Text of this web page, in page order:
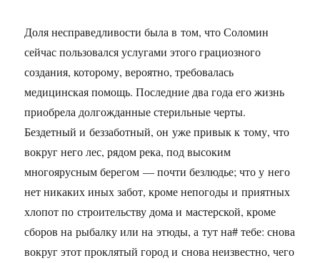
Доля несправедливости была в том, что Соломин
сейчас пользовался услугами этого грациозного
создания, которому, вероятно, требовалась
медицинская помощь. Последние два года его жизнь
приобрела долгожданные стерильные черты.
Бездетный и беззаботный, он уже привык к тому, что
вокруг него лес, рядом река, под высоким
многоярусным берегом — почти безлюдье; что у него
нет никаких иных забот, кроме непогоды и приятных
хлопот по строительству дома и мастерской, кроме
сборов на рыбалку или на этюды, а тут на# тебе: снова
вокруг этот проклятый город и снова неизвестно, чего